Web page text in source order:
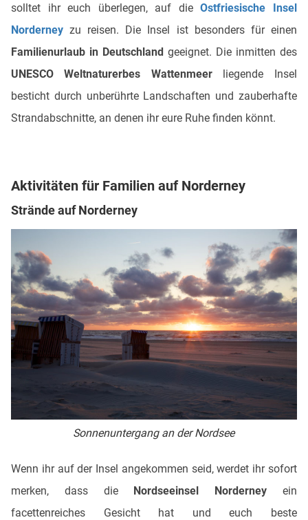
solltet ihr euch überlegen, auf dieOstfriesische Insel
Norderney zu reisen. Die Insel ist besonders für einen
Familienurlaub in Deutschlandgeeignet. Die inmitten des
UNESCO Weltnaturerbes Wattenmeerliegende Insel
besticht durch unberührte Landschaften und zauberhafte
Strandabschnitte, an denen ihr eure Ruhe finden könnt.
Aktivitäten für Familien auf Norderney
Strände auf Norderney
Sonnenuntergang an der Nordsee
Wenn ihr auf der Insel angekommen seid, werdet ihr sofort
merken, dass die Nordseeinsel Norderney ein
facettenreiches Gesicht hat und euch beste